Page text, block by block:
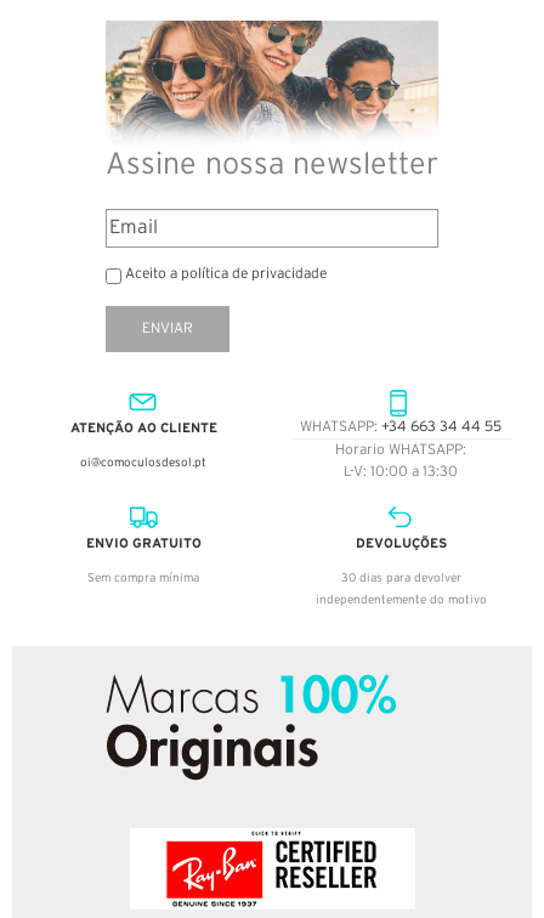
Assine nossa newsletter
Aceito a política de privacidade
ENVIAR
ATENÇÃO AO CLIENTE
oi@comoculosdesol.pt
WHATSAPP: +34 663 34 44 55
Horario WHATSAPP:
L-V: 10:00 a 13:30
ENVIO GRATUITO
Sem compra mínima
DEVOLUÇÕES
30 dias para devolver
independentemente do motivo